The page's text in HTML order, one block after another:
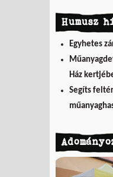
Humusz
Egyhetes
Ház
Segíts